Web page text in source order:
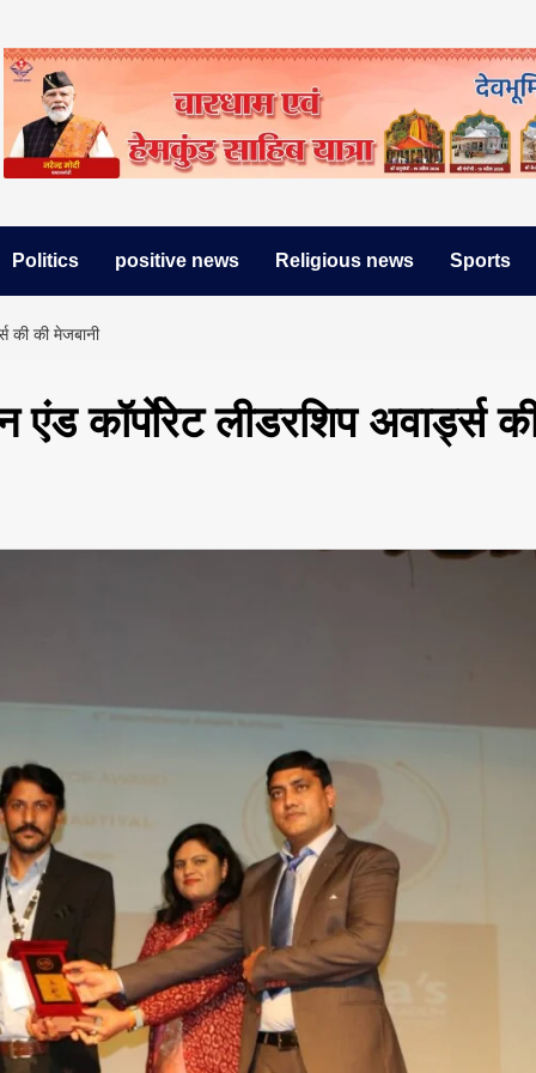
Politics positive news Religious news Sports
की की मेजबानी
कॉर्पाेरेट लीडरशिप अवार्ड्स